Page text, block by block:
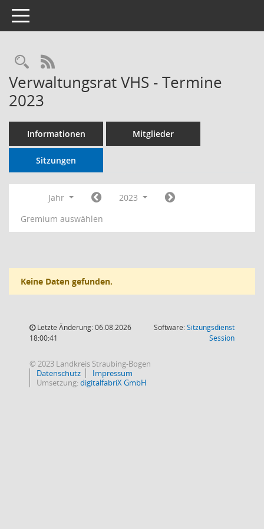
Toggle navigation
RSS-Feed
Verwaltungsrat VHS - Termine
2023
Informationen Mitglieder
Sitzungen
Jahr
2023
Gremium auswählen
Keine Daten gefunden.
Letzte Änderung: 06.08.2026
18:00:41
Software:Sitzungsdienst
Session(Wird in
© 2023 Landkreis Straubing-Bogen
Datenschutz
Impressum
Umsetzung:digitalfabriX GmbH